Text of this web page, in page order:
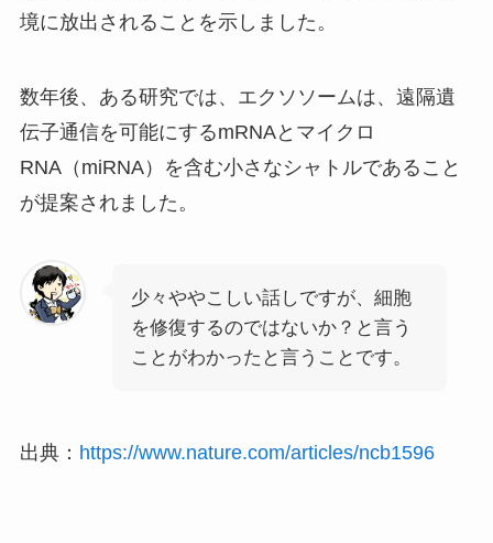
境に放出されることを示しました。
数年後、ある研究では、エクソソームは、遠隔遺
伝子通信を可能にするmRNAとマイクロ
RNA（miRNA）を含む小さなシャトルであること
が提案されました。
少々ややこしい話しですが、細胞
を修復するのではないか？と言う
ことがわかったと言うことです。
出典： https://www.nature.com/articles/ncb1596